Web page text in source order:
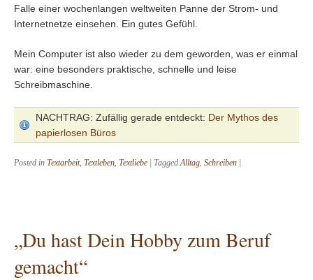
Falle einer wochenlangen weltweiten Panne der Strom- und
Internetnetze einsehen. Ein gutes Gefühl.
Mein Computer ist also wieder zu dem geworden, was er einmal
war: eine besonders praktische, schnelle und leise
Schreibmaschine.
NACHTRAG: Zufällig gerade entdeckt: Der Mythos des
papierlosen Büros
Posted in Textarbeit, Textleben, Textliebe TaggedAlltag, Schreiben
„Du hast Dein Hobby zum Beruf
gemacht“